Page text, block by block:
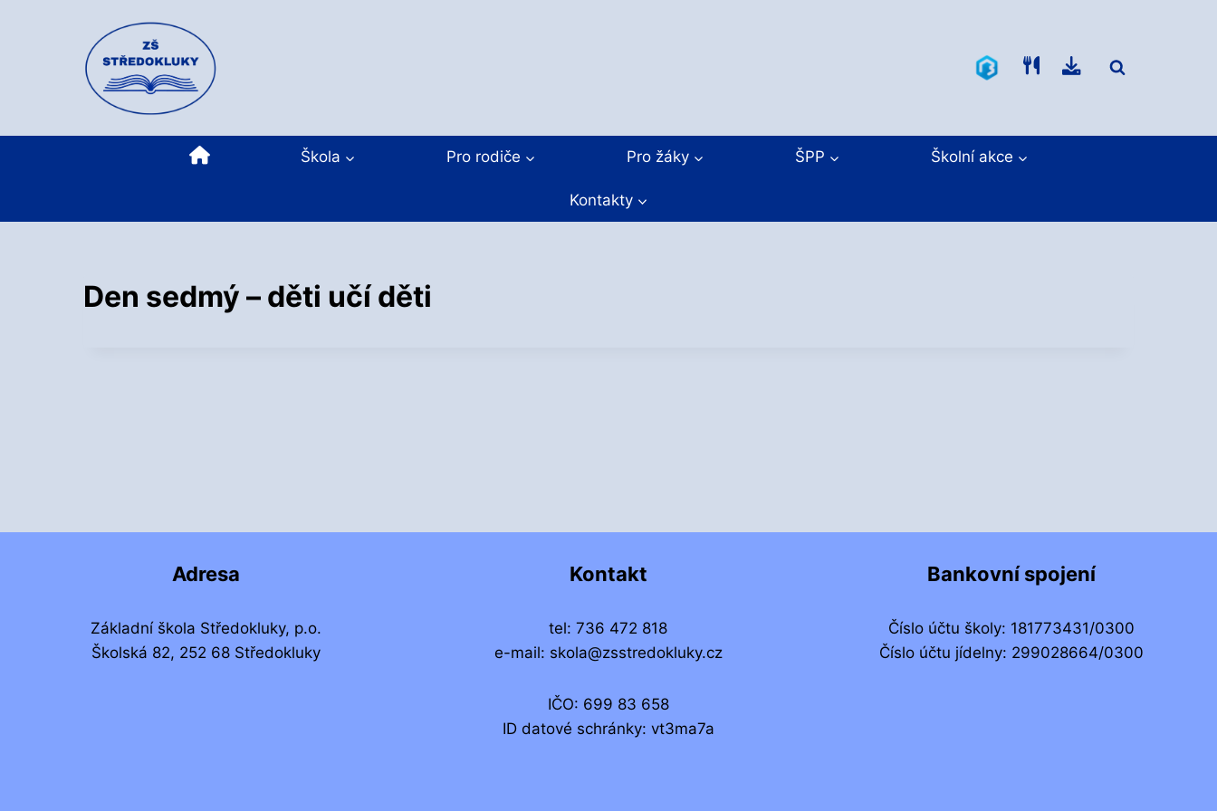
BakalářiJídelníček
Ke
Domů Škola Pro rodiče Pro žáky ŠPP Školní akce
Kontakty
Den sedmý – děti učí děti
Adresa
Základní škola Středokluky, p.o.
Školská 82, 252 68 Středokluky
Kontakt
tel: 736 472 818
e-mail: skola@zsstredokluky.cz
IČO: 699 83 658
ID datové schránky: vt3ma7a
Bankovní spojení
Číslo účtu školy: 181773431/0300
Číslo účtu jídelny: 299028664/0300